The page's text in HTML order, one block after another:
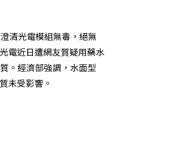
清光電模組無毒，絕無
電近日遭網友質疑用藥水
。經濟部強調，水面型
未受影響。